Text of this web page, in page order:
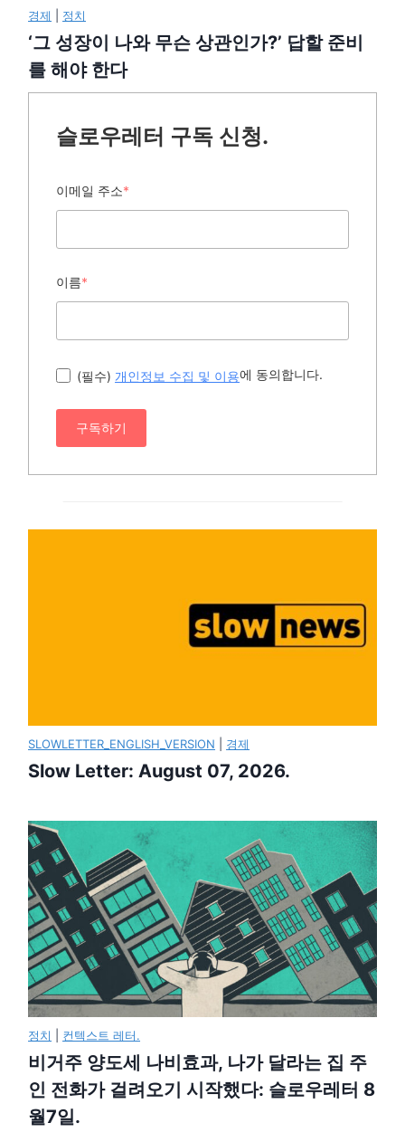
경제 정치
‘그 성장이 나와 무슨 상관인가?’ 답할 준비
를 해야 한다
슬로우레터 구독 신청.
이메일 주소*
이름*
(필수) 개인정보 수집 및 이용에 동의합니다.
구독하기
SLOWLETTER_ENGLISH_VERSION 경제
Slow Letter: August 07, 2026.
정치 컨텍스트 레터.
비거주 양도세 나비효과, 나가 달라는 집 주
인 전화가 걸려오기 시작했다: 슬로우레터 8
월7일.